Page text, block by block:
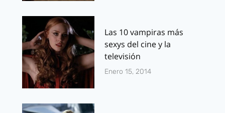
Las 10 vampiras más
sexys del cine y la
televisión
Enero 15, 2014